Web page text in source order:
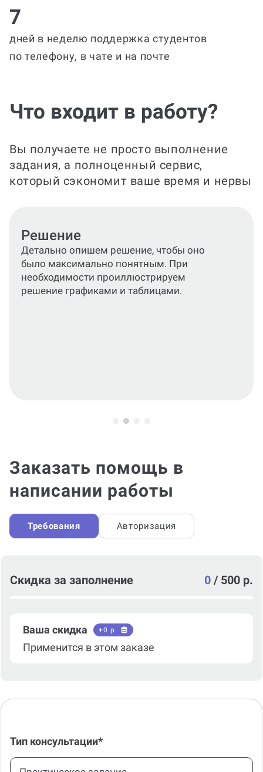
7
дней в неделю поддержка студентов
по телефону, в чате и на почте
Что входит в работу?
Вы получаете не просто выполнение
задания, а полноценный сервис,
который сэкономит ваше время и нервы
Оформление решения
Приведем все разделы работы и
графические материалы в соответствие
актуальным стандартам или требованиям
Заказать помощь в
написании работы
Требования Авторизация
Скидка за заполнение 0 / 500 р.
Ваша скидка +0 р.
Применится в этом заказе
Тип консультации*